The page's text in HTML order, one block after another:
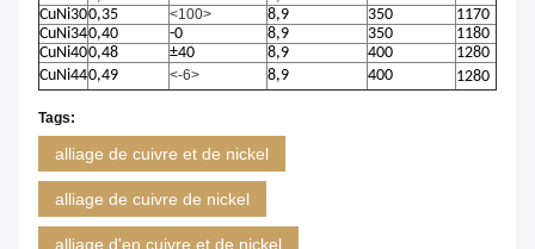
CuNi300,35 <100> 8,9 350
1170
CuNi340,40 -0 8,9 350
1180
CuNi400,48 ±40 8,9 400
1280
CuNi440,49 <-6> 8,9 400 1280
Tags:
alliage de cuivre et de nickel
alliage de cuivre de nickel
alliage d'en cuivre et de nickel